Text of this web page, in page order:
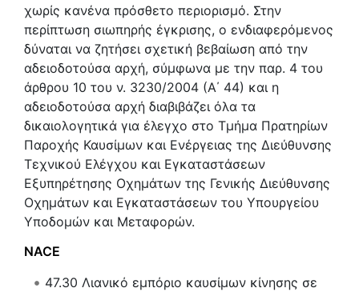
χωρίς κανένα πρόσθετο περιορισμό. Στην
περίπτωση σιωπηρής έγκρισης, ο ενδιαφερόμενος
δύναται να ζητήσει σχετική βεβαίωση από την
αδειοδοτούσα αρχή, σύμφωνα με την παρ. 4 του
άρθρου 10 του ν. 3230/2004 (Α΄ 44) και η
αδειοδοτούσα αρχή διαβιβάζει όλα τα
δικαιολογητικά για έλεγχο στο Τμήμα Πρατηρίων
Παροχής Καυσίμων και Ενέργειας της Διεύθυνσης
Τεχνικού Ελέγχου και Εγκαταστάσεων
Εξυπηρέτησης Οχημάτων της Γενικής Διεύθυνσης
Οχημάτων και Εγκαταστάσεων του Υπουργείου
Υποδομών και Μεταφορών.
NACE
47.30 Λιανικό εμπόριο καυσίμων κίνησης σε